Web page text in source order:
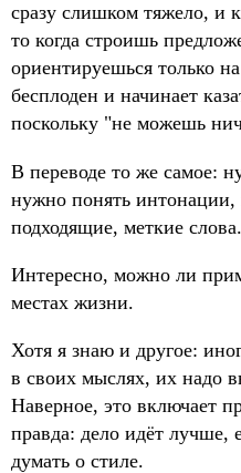
сразу слишком тяжело, и
то когда строишь
ориентируешься только
бесплоден и начинает
поскольку "не можешь
В переводе то же самое:
нужно понять интонации,
подходящие, меткие слова.
Интересно, можно ли
местах жизни.
Хотя я знаю и другое:
в своих мыслях, их надо
Наверное, это включает
правда: дело идёт лучше,
думать о стиле.